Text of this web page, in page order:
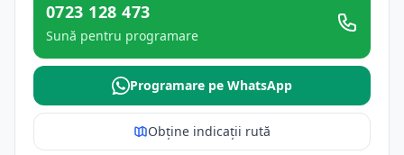
0723 128 473
Sună pentru programare
Programare pe WhatsApp
Obține indicații rută